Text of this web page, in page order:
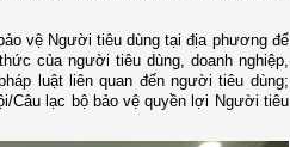
vệ Người tiêu dùng tại địa phương để
của người tiêu dùng, doanh nghiệp,
luật liên quan đến người tiêu dùng;
Câu lạc bộ bảo vệ quyền lợi Người tiêu